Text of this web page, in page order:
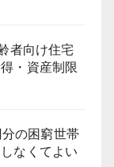
者向け住宅
・資産制限
分の困窮世帯
なくてよい